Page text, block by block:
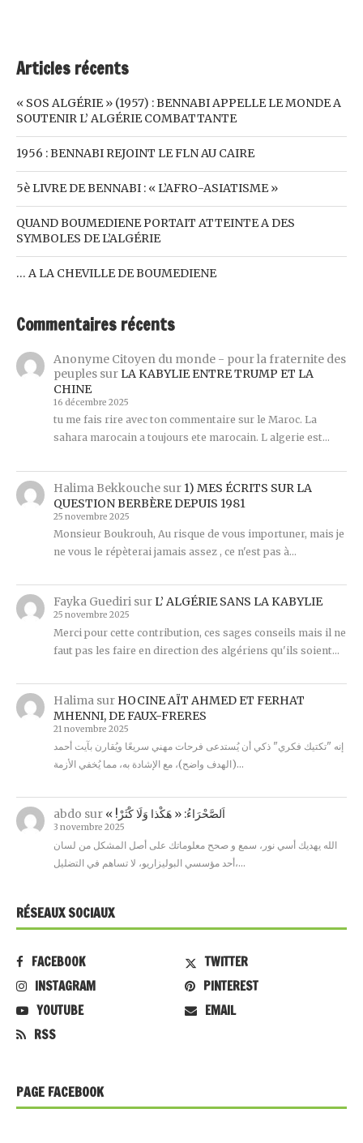
Articles récents
« SOS ALGÉRIE » (1957) : BENNABI APPELLE LE MONDE A
SOUTENIR L’ ALGÉRIE COMBATTANTE
1956 : BENNABI REJOINT LE FLN AU CAIRE
5è LIVRE DE BENNABI : « L’AFRO-ASIATISME »
QUAND BOUMEDIENE PORTAIT ATTEINTE A DES
SYMBOLES DE L’ALGÉRIE
… A LA CHEVILLE DE BOUMEDIENE
Commentaires récents
Anonyme Citoyen du monde - pour la fraternite des
peuplessur LA KABYLIE ENTRE TRUMP ET LA
CHINE
16 décembre 2025
tu me fais rire avec ton commentaire sur le Maroc. La
sahara marocain a toujours ete marocain. L algerie est…
Halima Bekkouchesur 1) MES ÉCRITS SUR LA
QUESTION BERBÈRE DEPUIS 1981
25 novembre 2025
Monsieur Boukrouh, Au risque de vous importuner, mais je
ne vous le répèterai jamais assez , ce n'est pas à…
Fayka Guedirisur L’ ALGÉRIE SANS LA KABYLIE
25 novembre 2025
Merci pour cette contribution, ces sages conseils mais il ne
faut pas les faire en direction des algériens qu'ils soient…
Halimasur HOCINE AÏT AHMED ET FERHAT
MHENNI, DE FAUX-FRERES
21 novembre 2025
إنه "تكتيك فكري" ذكي أن يُستدعى فرحات مهني سريعًا ويُقارن بآيت أحمد
(الهدف واضح)، مع الإشادة به، مما يُخفي الأزمة…
abdo sur « !اَلصَّحْرَاءُ: « هَكْذا وَلَا كْثَرْ
3 novembre 2025
الله يهديك أسي نور، سمع و صحح معلوماتك على أصل المشكل من لسان
أحد مؤسسي البوليزاريو، لا تساهم في التضليل،…
RÉSEAUX SOCIAUX
FACEBOOK
TWITTER
INSTAGRAM
PINTEREST
YOUTUBE
EMAIL
RSS
PAGE FACEBOOK